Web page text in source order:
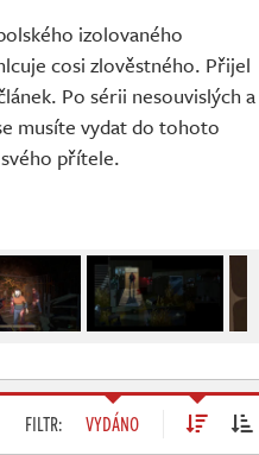
izolovaného
cosi zlověstného. Přijel
Po sérii nesouvislých a
musíte vydat do tohoto
přítele.
FILTR: VYDÁNO